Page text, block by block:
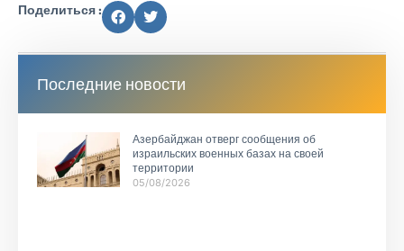
Поделиться :
Последние новости
Азербайджан отверг сообщения об
израильских военных базах на своей
территории
05/08/2026